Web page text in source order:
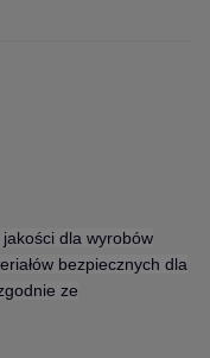
dla wyrobów
bezpiecznych dla
ze